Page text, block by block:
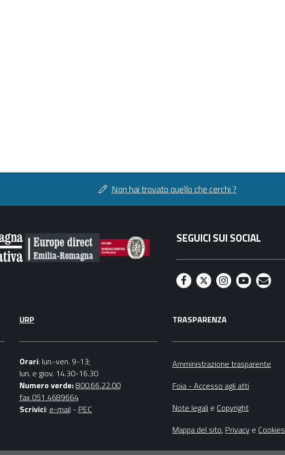
Non hai trovato quello che cerchi ?
SEGUICI SUI SOCIAL
F
c
e
o
k
T
i
t
r
I
s
t
r
a
m
Y
t
e
M
l
URP
Orari: lun.-ven. 9-13;
lun. e giov. 14.30-16.30
Numero verde:800.66.22.00
fax 051 4689664
Scrivici: e-mail - PEC
TRASPARENZA
Amministrazione trasparente
Foia - Accesso agli atti
Note legali e Copyright
Mappa del sito, Privacy e Cookies